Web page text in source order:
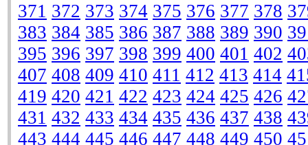
371 372 373 374 375 376 377 378
383 384 385 386 387 388 389 390
395 396 397 398 399 400 401 402
407 408 409 410 411 412 413 414
419 420 421 422 423 424 425 426
431 432 433 434 435 436 437 438
443 444 445 446 447 448 449 450